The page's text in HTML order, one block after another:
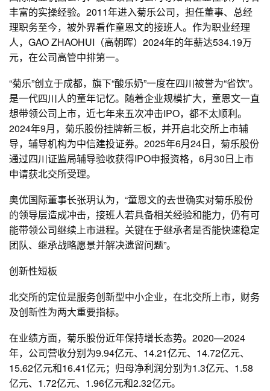
丰富的实操经验。2011年进入菊乐公司，担任董事、总经
理职务至今，被外界看作童恩文的接班人。作为职业经理
人，GAO ZHAOHUI（高朝晖）2024年的年薪达534.19万
元，在公司高管中排第一。
“菊乐”创立于成都，旗下“酸乐奶”一度在四川被誉为“省饮”。
是一代四川人的童年记忆。随着企业规模扩大，童恩文一直
想带领公司上市，近七年来五次冲击IPO，都不太顺利。
2024年9月，菊乐股份挂牌新三板，并开启北交所上市辅
导，辅导机构为中信建投证券。2025年6月24日，菊乐股份
通过四川证监局辅导验收获得IPO申报资格，6月30日上市
申请获北交所受理。
奥优国际董事长张玥认为，“童恩文的去世确实对菊乐股份
的领导层造成冲击，接班人若具备相关经验和能力，仍有可
能带领公司继续上市进程。关键在于继承者是否能快速稳定
团队、继承战略愿景并解决遗留问题”。
创新性短板
北交所的定位是服务创新型中小企业，在北交所上市，财务
及创新性为两大重要指标。
在业绩方面，菊乐股份近年保持增长态势。2020—2024
年，公司营收分别为9.94亿元、14.21亿元、14.72亿元、
15.62亿元和16.41亿元；归母净利润分别为1.3亿元、1.58
亿元、1.72亿元、1.96亿元和2.32亿元。